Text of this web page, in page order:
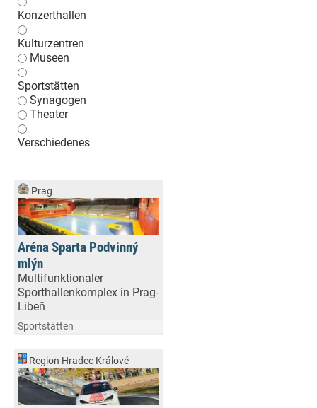
Konzerthallen
Kulturzentren
Museen
Sportstätten
Synagogen
Theater
Verschiedenes
Prag
Aréna Sparta Podvinný
mlýn
Multifunktionaler
Sporthallenkomplex in Prag-
Libeň
Sportstätten
Region Hradec Králové